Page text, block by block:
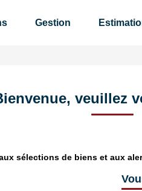
Gestion
veuillez
sélections de biens et aux